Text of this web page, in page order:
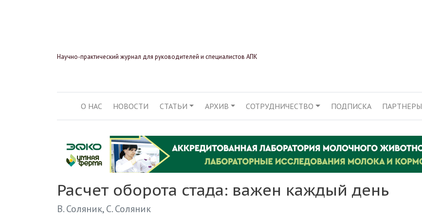
Научно-практический журнал для руководителей и специалистов АПК
ОСНОВНАЯ НАВИГАЦИЯ
О НАС НОВОСТИ СТАТЬИ АРХИВ СОТРУДНИЧЕСТВО ПОДПИСКА ПАРТНЕРЫ
Расчет оборота стада: важен каждый день
В. Соляник С. Соляник